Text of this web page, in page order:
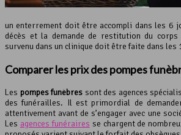
un enterrement doit être accompli dans les 6
décès et la demande de restitution du corps
survenu dans un clinique doit être faite dans
Comparer les prix despompes
Les pompes funèbres sont des agences
des funérailles. Il est primordial de
attentivement avant de s’engager avec une
Les agences funéraires se chargent de